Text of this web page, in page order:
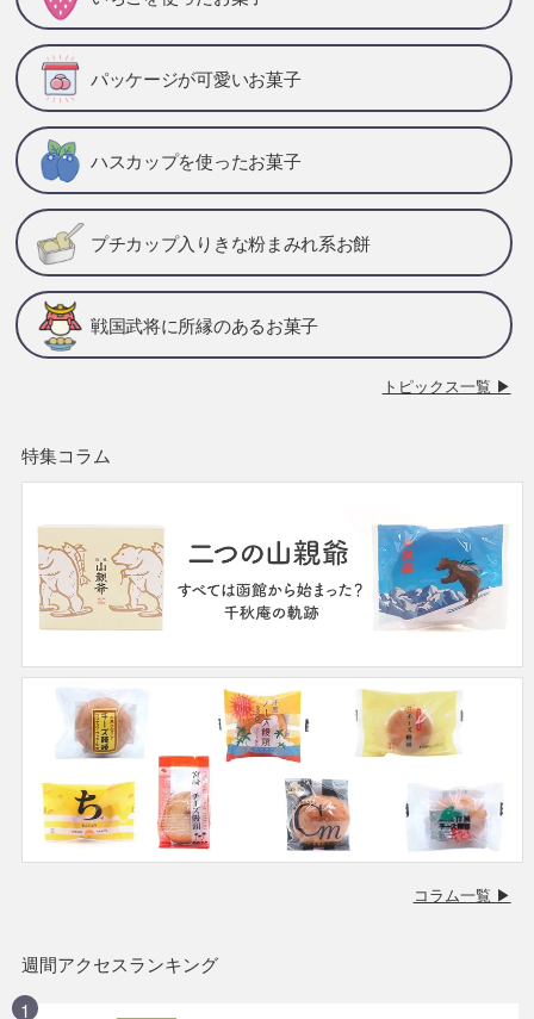
パッケージが可愛いお菓子
ハスカップを使ったお菓子
プチカップ入りきな粉まみれ系お餅
戦国武将に所縁のあるお菓子
トピックス一覧 ▶
特集コラム
コラム一覧 ▶
週間アクセスランキング